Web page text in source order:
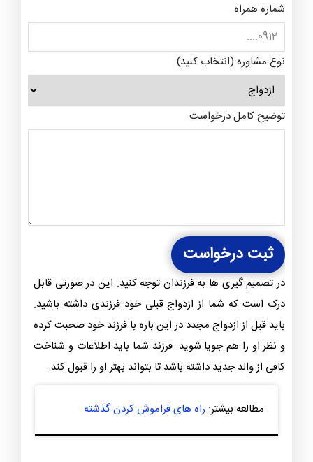
شماره همراه
نوع مشاوره (انتخاب کنید)
توضیح کامل درخواست
ثبت درخواست
در تصمیم گیری ها به فرزندان توجه کنید. این در صورتی قابل
درک است که شما از ازدواج قبلی خود فرزندی داشته باشید.
باید قبل از ازدواج مجدد در این باره با فرزند خود صحبت کرده
و نظر او را هم جویا شوید. فرزند شما باید اطلاعات و شناخت
کافی از والد جدید داشته باشد تا بتواند بهتر او را قبول کند.
مطالعه بیشتر: راه های فراموش کردن گذشته